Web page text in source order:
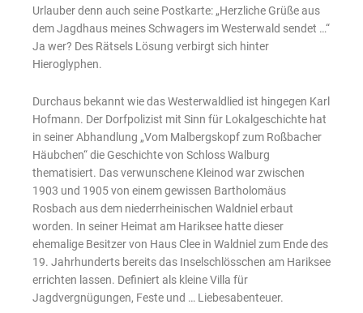
Urlauber denn auch seine Postkarte: „Herzliche Grüße aus
dem Jagdhaus meines Schwagers im Westerwald sendet …“
Ja wer? Des Rätsels Lösung verbirgt sich hinter
Hieroglyphen.
Durchaus bekannt wie das Westerwaldlied ist hingegen Karl
Hofmann. Der Dorfpolizist mit Sinn für Lokalgeschichte hat
in seiner Abhandlung „Vom Malbergskopf zum Roßbacher
Häubchen“ die Geschichte von Schloss Walburg
thematisiert. Das verwunschene Kleinod war zwischen
1903 und 1905 von einem gewissen Bartholomäus
Rosbach aus dem niederrheinischen Waldniel erbaut
worden. In seiner Heimat am Hariksee hatte dieser
ehemalige Besitzer von Haus Clee in Waldniel zum Ende des
19. Jahrhunderts bereits das Inselschlösschen am Hariksee
errichten lassen. Definiert als kleine Villa für
Jagdvergnügungen, Feste und … Liebesabenteuer.